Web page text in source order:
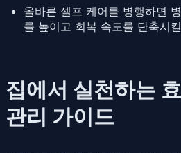
올바른 셀프 케어를 병행하면
를 높이고 회복 속도를 단축시
집에서 실천하는
관리 가이드